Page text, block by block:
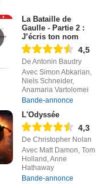
La Bataille de
Gaulle - Partie 2 :
J’écris ton nom
4,5
De Antonin Baudry
Avec Simon Abkarian,
Niels Schneider,
Anamaria Vartolomei
Bande-annonce
L'Odyssée
4,3
De Christopher Nolan
Avec Matt Damon, Tom
Holland, Anne
Hathaway
Bande-annonce